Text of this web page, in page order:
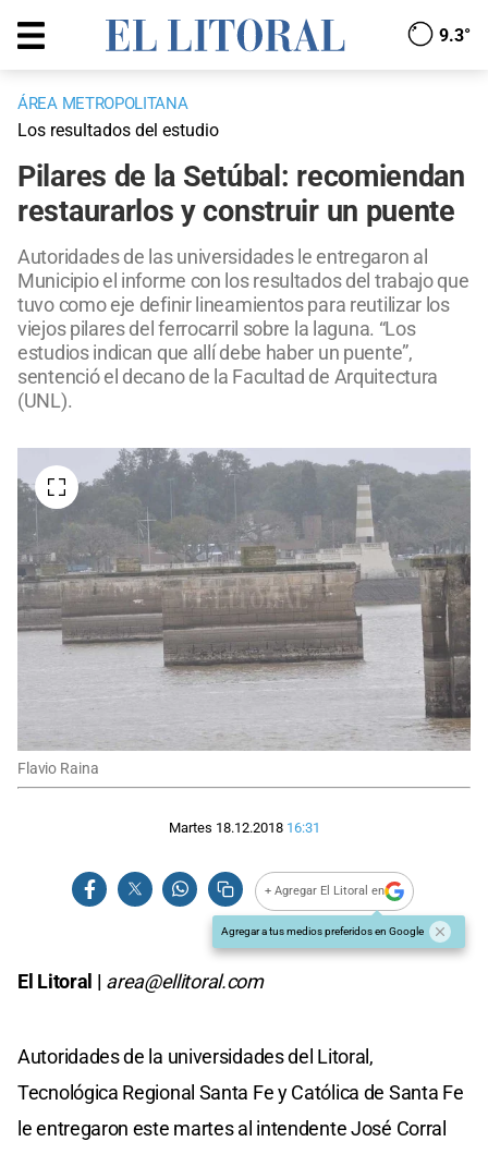
9.3°
ÁREA METROPOLITANA
Los resultados del estudio
Pilares de la Setúbal: recomiendan
restaurarlos y construir un puente
Autoridades de las universidades le entregaron al
Municipio el informe con los resultados del trabajo que
tuvo como eje definir lineamientos para reutilizar los
viejos pilares del ferrocarril sobre la laguna. “Los
estudios indican que allí debe haber un puente”,
sentenció el decano de la Facultad de Arquitectura
(UNL).
Flavio Raina
Martes 18.12.2018 16:31
+ Agregar El Litoral en
Agregar a tus medios preferidos en Google
El Litoral | area@ellitoral.com
Autoridades de la universidades del Litoral,
Tecnológica Regional Santa Fe y Católica de Santa Fe
le entregaron este martes al intendente José Corral